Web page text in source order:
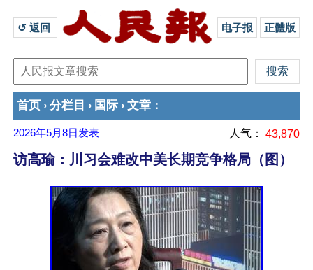
↺ 返回 电子报 正體版
首页 › 分栏目 › 国际 › 文章 ：
2026年5月8日 发表 人气： 43,870
访高瑜：川习会难改中美长期竞争格局（图）